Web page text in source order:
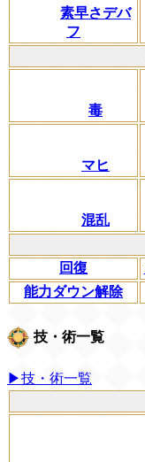
素早さデバ
フ
毒
マヒ
混乱
回復
能力ダウン解除
技・術一覧
▶技・術一覧